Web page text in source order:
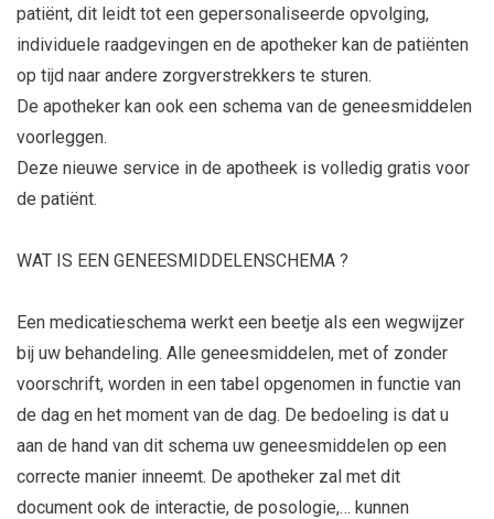
patiënt, dit leidt tot een gepersonaliseerde opvolging,
individuele raadgevingen en de apotheker kan de patiënten
op tijd naar andere zorgverstrekkers te sturen.
De apotheker kan ook een schema van de geneesmiddelen
voorleggen.
Deze nieuwe service in de apotheek is volledig gratis voor
de patiënt.
WAT IS EEN GENEESMIDDELENSCHEMA ?
Een medicatieschema werkt een beetje als een wegwijzer
bij uw behandeling. Alle geneesmiddelen, met of zonder
voorschrift, worden in een tabel opgenomen in functie van
de dag en het moment van de dag. De bedoeling is dat u
aan de hand van dit schema uw geneesmiddelen op een
correcte manier inneemt. De apotheker zal met dit
document ook de interactie, de posologie,… kunnen